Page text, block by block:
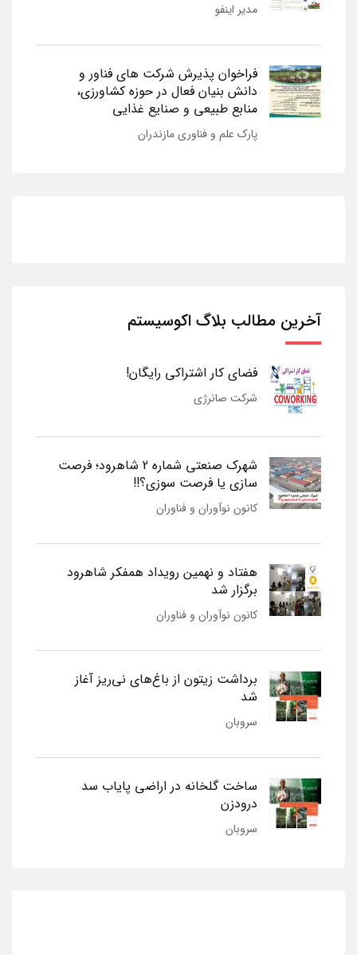
مدیر اینفو
فراخوان پذیرش شرکت های فناور و
دانش بنیان فعال در حوزه کشاورزی،
منابع طبیعی و صنایع غذایی
پارک علم و فناوری مازندران
آخرین مطالب بلاگ اکوسیستم
فضای کار اشتراکی رایگان!
شرکت صانرژی
شهرک صنعتی شماره 2 شاهرود؛ فرصت
سازی یا فرصت سوزی؟!!
کانون نوآوران و فناوران
هفتاد و نهمین رویداد همفکر شاهرود
برگزار شد
کانون نوآوران و فناوران
برداشت زیتون از باغ‌های نی‌ریز آغاز
شد
سروبان
ساخت گلخانه در اراضی پایاب سد
درودزن
سروبان